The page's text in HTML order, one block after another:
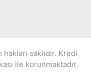
saklıdır. Kredi
ile korunmaktadır.